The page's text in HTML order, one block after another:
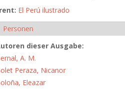
El Perú ilustrado
Hide
Personen
dieser Ausgabe:
A. M.
Peraza, Nicanor
Eleazar